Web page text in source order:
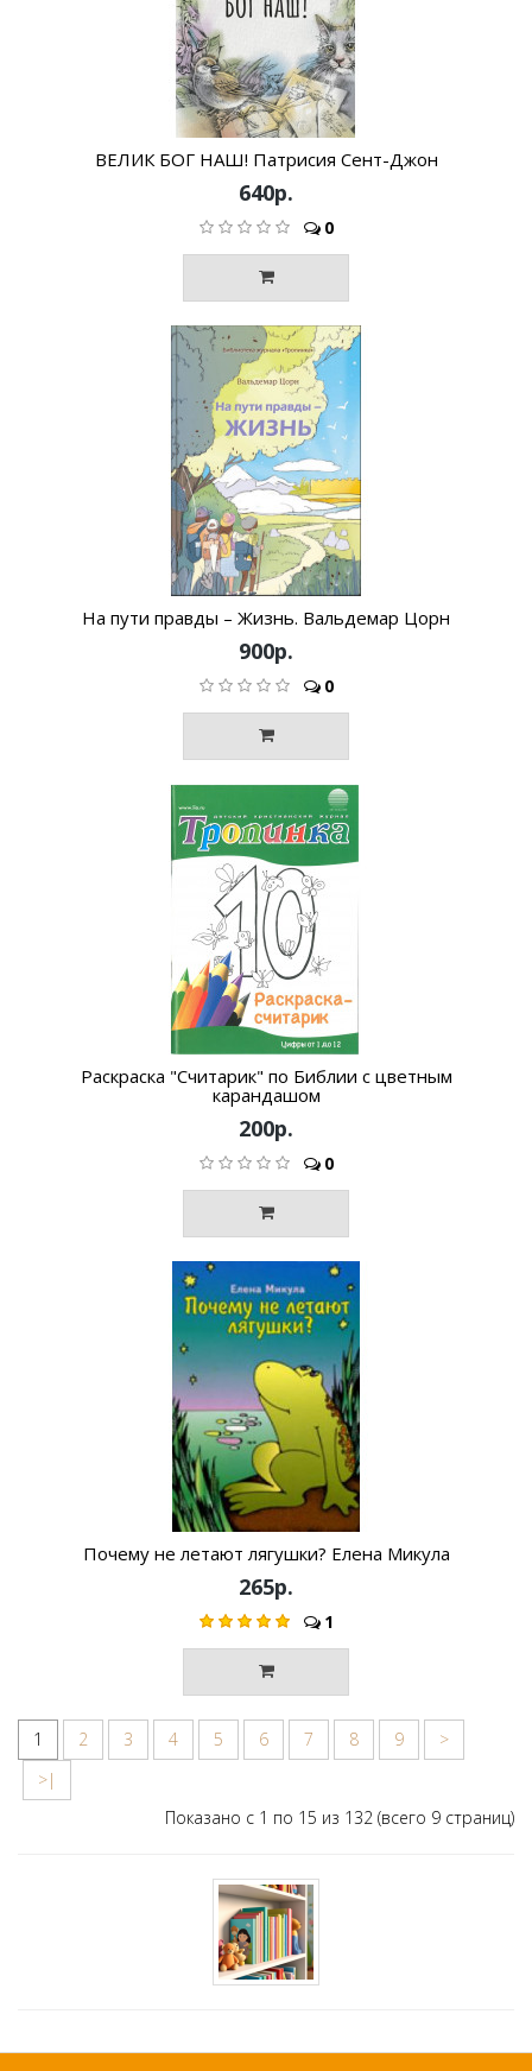
ВЕЛИК БОГ НАШ! Патрисия Сент-Джон
640р.
0
На пути правды – Жизнь. Вальдемар Цорн
900р.
0
Раскраска "Считарик" по Библии с цветным
карандашом
200р.
0
Почему не летают лягушки? Елена Микула
265р.
1
1 2 3 4 5 6 7 8 9
>
>|
Показано с 1 по 15 из 132 (всего 9 страниц)